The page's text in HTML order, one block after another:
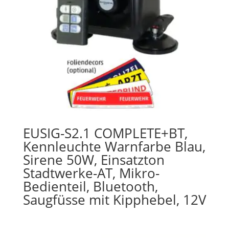
EUSIG-S2.1 COMPLETE+BT,
Kennleuchte Warnfarbe Blau,
Sirene 50W, Einsatzton
Stadtwerke-AT, Mikro-
Bedienteil, Bluetooth,
Saugfüsse mit Kipphebel, 12V